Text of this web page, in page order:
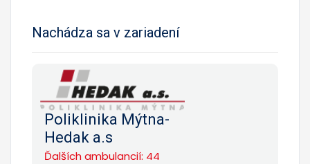
Nachádza sa v zariadení
Poliklinika Mýtna-
Hedak a.s
Ďalších ambulancií: 44